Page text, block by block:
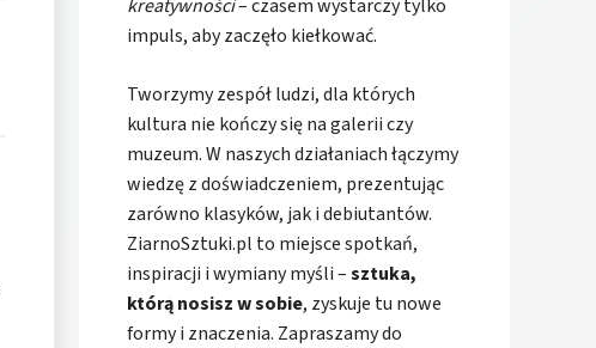
kreatywności– czasem wystarczy tylko
impuls, aby zaczęło kiełkować.
Tworzymy zespół ludzi, dla których
kultura nie kończy się na galerii czy
muzeum. W naszych działaniach łączymy
wiedzę z doświadczeniem, prezentując
zarówno klasyków, jak i debiutantów.
ZiarnoSztuki.pl to miejsce spotkań,
inspiracji i wymiany myśli –sztuka,
którą nosisz w sobie, zyskuje tu nowe
formy i znaczenia. Zapraszamy do